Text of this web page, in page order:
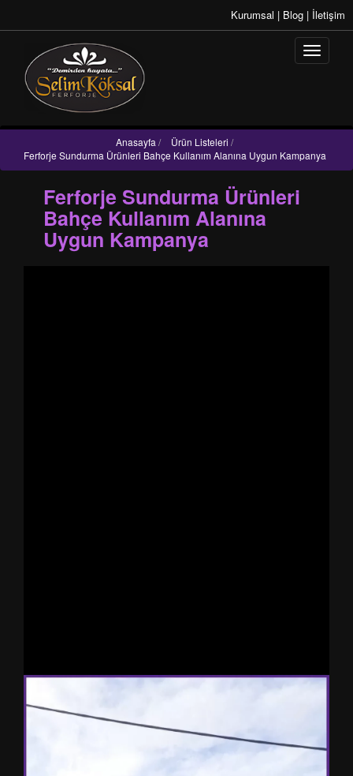
Kurumsal | Blog | İletişim
Anasayfa / Ürün Listeleri /
Ferforje Sundurma Ürünleri Bahçe Kullanım Alanına Uygun Kampanya
Ferforje Sundurma Ürünleri
Bahçe Kullanım Alanına
Uygun Kampanya